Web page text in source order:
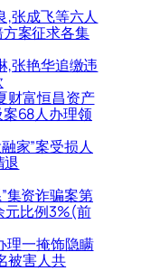
,张成飞等六人
案征求各集
,张艳华追缴违
财富恒昌资产
68人办理领
家”案受损人
集资诈骗案第
元比例3%(前
理一掩饰隐瞒
被害人共